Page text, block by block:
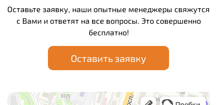
Оставьте заявку, наши опытные менеджеры свяжутся
с Вами и ответят на все вопросы. Это совершенно
бесплатно!
Оставить заявку